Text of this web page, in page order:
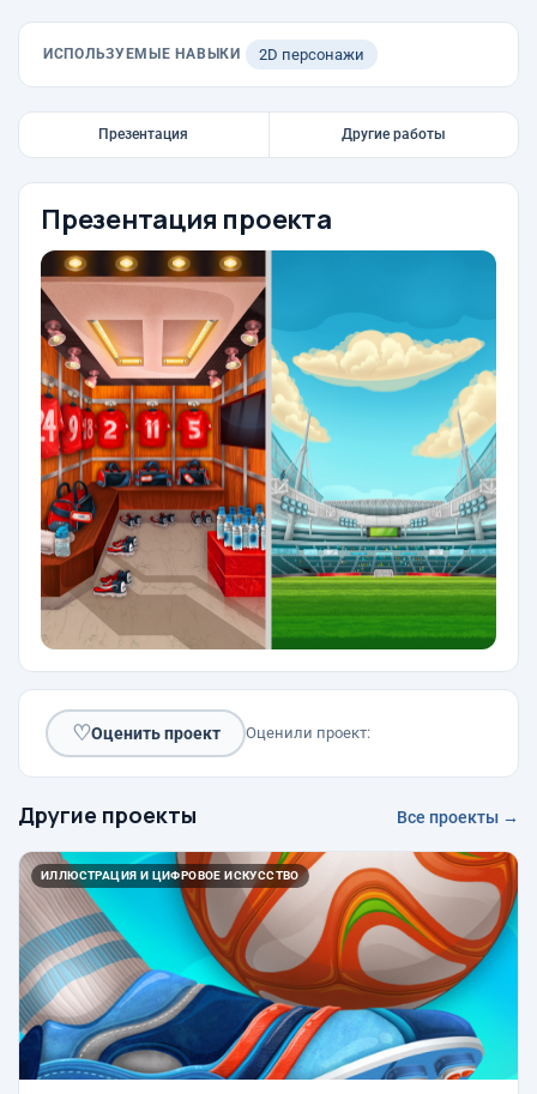
ИСПОЛЬЗУЕМЫЕ НАВЫКИ 2D персонажи
Презентация Другие работы
Презентация проекта
♡Оценить проект Оценили проект:
Другие проекты Все проекты →
ИЛЛЮСТРАЦИЯ И ЦИФРОВОЕ ИСКУССТВО